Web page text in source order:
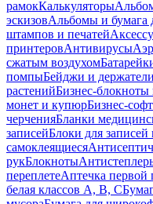
рамокКалькуляторы
эскизовАльбомы и бумага
штампов и печатей
принтеровАнтивирусы
сжатым воздухом
помпыБейджи и
растенийБизнес-блокноты
монет и купюрБизнес-софт
черченияБланки
записейБлоки для записей
самоклеящиеся
рукБлокноты
переплетеАптечка
белая классов А, В, С